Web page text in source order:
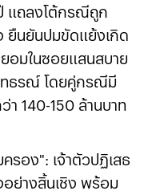
แถลงโต้กรณีถูก
ยืนยันปมขัดแย้งเกิด
ยอมในซอยแสนสบาย
ทธรณ์ โดยคู่กรณีมี
140-150 ล้านบาท
รอง": เจ้าตัวปฏิเสธ
อย่างสิ้นเชิง พร้อม